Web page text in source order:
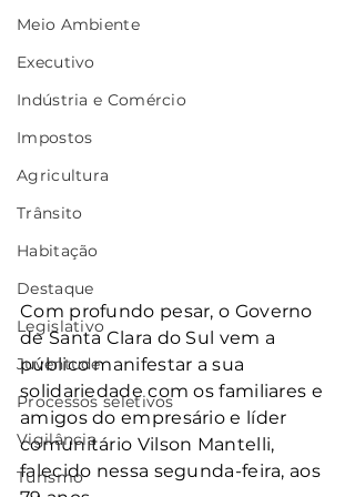
Meio Ambiente
Executivo
Indústria e Comércio
Impostos
Agricultura
Trânsito
Habitação
Destaque
Legislativo
Juventude
Processos seletivos
Vigilância
Turismo
Com profundo pesar, o Governo
de Santa Clara do Sul vem a
público manifestar a sua
solidariedade com os familiares e
amigos do empresário e líder
comunitário Vilson Mantelli,
falecido nessa segunda-feira, aos